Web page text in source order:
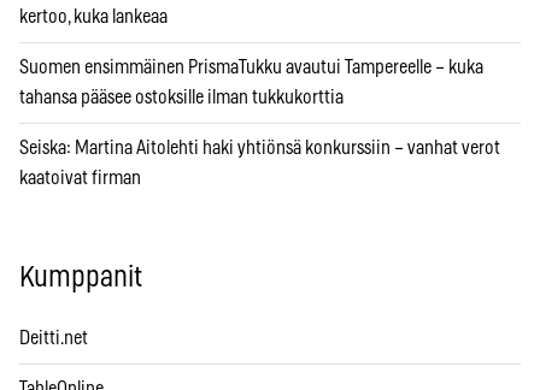
kertoo, kuka lankeaa
Suomen ensimmäinen PrismaTukku avautui Tampereelle – kuka
tahansa pääsee ostoksille ilman tukkukorttia
Seiska: Martina Aitolehti haki yhtiönsä konkurssiin – vanhat verot
kaatoivat firman
Kumppanit
Deitti.net